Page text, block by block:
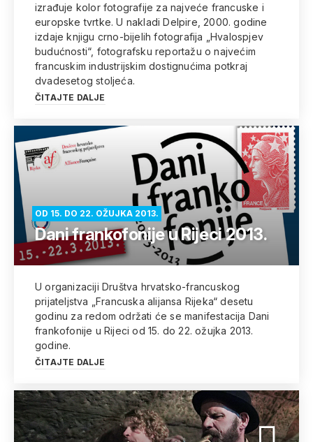
izrađuje kolor fotografije za najveće francuske i
europske tvrtke. U nakladi Delpire, 2000. godine
izdaje knjigu crno-bijelih fotografija „Hvalospjev
budućnosti“, fotografsku reportažu o najvećim
francuskim industrijskim dostignućima potkraj
dvadesetog stoljeća.
ČITAJTE DALJE
OD 15. DO 22. OŽUJKA 2013.
Dani frankofonije u Rijeci 2013.
U organizaciji Društva hrvatsko-francuskog
prijateljstva „Francuska alijansa Rijeka“ desetu
godinu za redom održati će se manifestacija Dani
frankofonije u Rijeci od 15. do 22. ožujka 2013.
godine.
ČITAJTE DALJE